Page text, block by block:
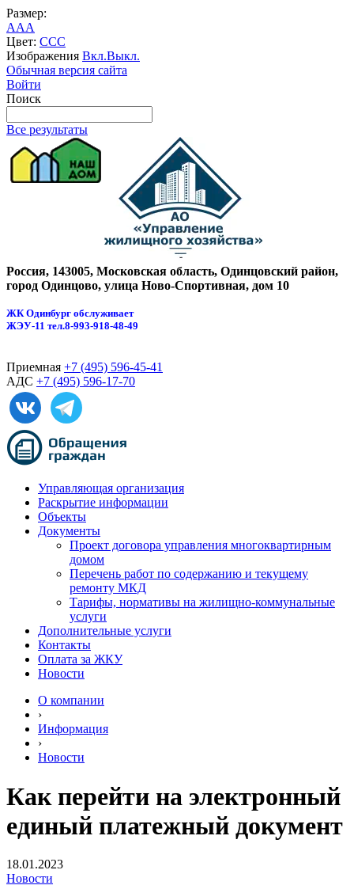
Размер:
AAA
Цвет: CCC
Изображения Вкл.Выкл.
Обычная версия сайта
Войти
Поиск
Все результаты
Россия, 143005, Московская область, Одинцовский район,
город Одинцово, улица Ново-Спортивная, дом 10
ЖК Одинбург обслуживает
ЖЭУ-11 тел.8-993-918-48-49
Приемная +7 (495) 596-45-41
АДС +7 (495) 596-17-70
Управляющая организация
Раскрытие информации
Объекты
Документы
Проект договора управления многоквартирным
домом
Перечень работ по содержанию и текущему
ремонту МКД
Тарифы, нормативы на жилищно-коммунальные
услуги
Дополнительные услуги
Контакты
Оплата за ЖКУ
Новости
О компании
›
Информация
›
Новости
Как перейти на электронный
единый платежный документ
18.01.2023
Новости